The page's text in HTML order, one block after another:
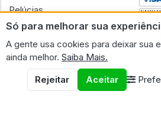
Só para melhorar sua
A gente usa cookies para deixar sua
ainda melhor. Saiba Mais.
Rejeitar
Aceitar
Pelúcias
Bonecas
CNPJ n.º 30.220.458/0001-17 - GERAL